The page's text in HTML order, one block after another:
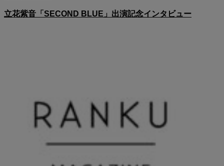
立花紫音「SECOND BLUE」出演記念インタビュー